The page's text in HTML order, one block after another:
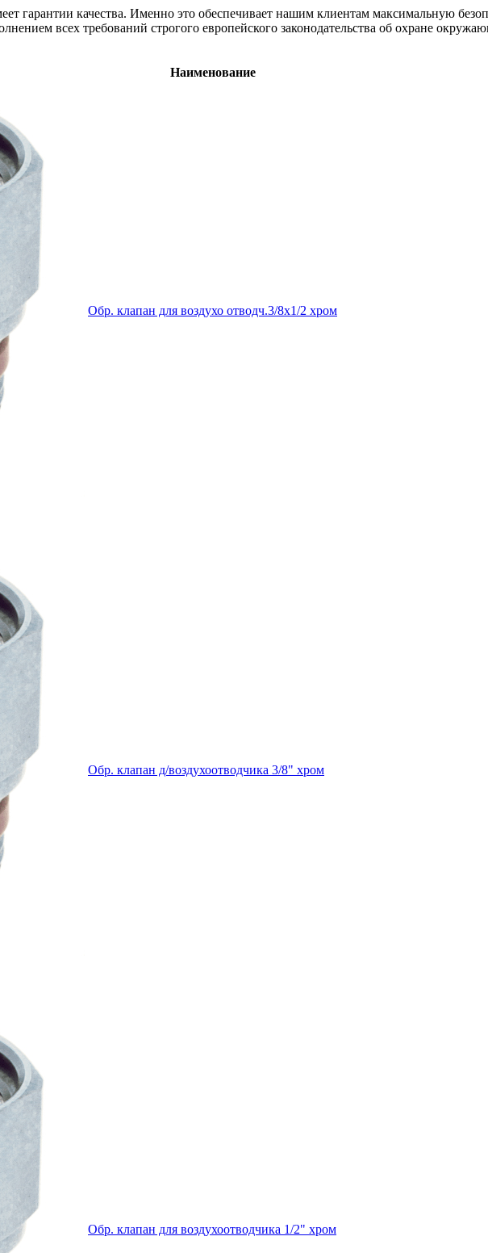
гарантии качества. Именно это обеспечивает нашим клиентам максимальную
всех требований строгого европейского законодательства об охране
Наименование
Обр. клапан для воздухо отводч.3/8х1/2 хром
Обр. клапан д/воздухоотводчика 3/8" хром
Обр. клапан для воздухоотводчика 1/2" хром